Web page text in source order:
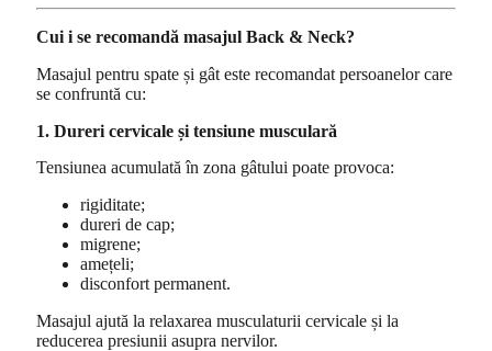
Cui i se recomandă masajul Back & Neck?
Masajul pentru spate și gât este recomandat persoanelor care
se confruntă cu:
1. Dureri cervicale și tensiune musculară
Tensiunea acumulată în zona gâtului poate provoca:
rigiditate;
dureri de cap;
migrene;
amețeli;
disconfort permanent.
Masajul ajută la relaxarea musculaturii cervicale și la
reducerea presiunii asupra nervilor.